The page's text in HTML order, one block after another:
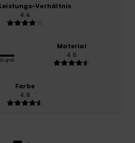
Verhältnis
4.4
Zu groß
Material
4.6
Farbe
4.9